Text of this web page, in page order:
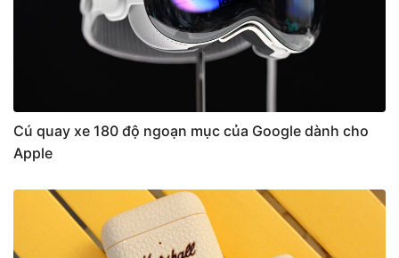
Cú quay xe 180 độ ngoạn mục của Google dành cho
Apple